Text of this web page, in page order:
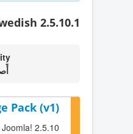
2.5.10.1
Pack (v1)
2.5.10